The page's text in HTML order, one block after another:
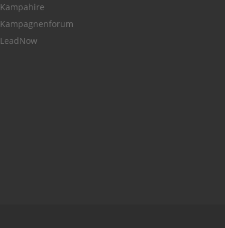
Kampahire
Kampagnenforum
LeadNow